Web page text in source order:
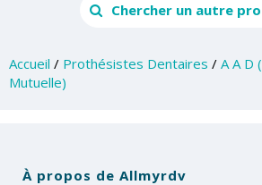
Chercher un autre
Accueil / Prothésistes Dentaires / A A D
Mutuelle)
À propos de Allmyrdv